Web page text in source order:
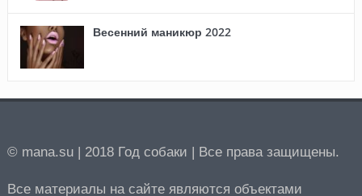
Весенний маникюр 2022
© mana.su | 2018 Год собаки | Все права защищены.
Все материалы на сайте являются объектами